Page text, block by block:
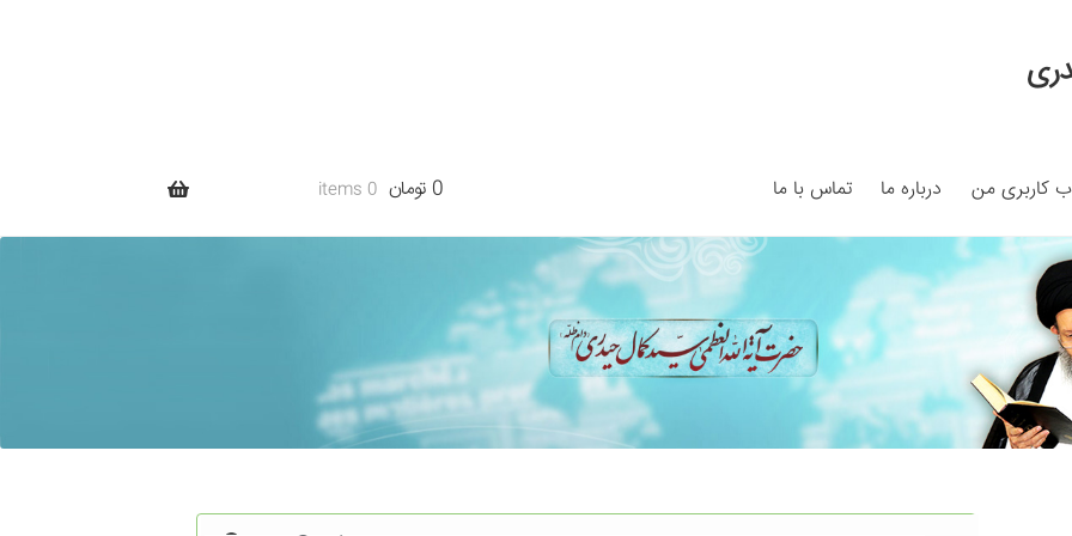
کاربری من درباره ما تماس با ما
My
Search Results
Shop برگه نمونه برگه نمونه بلاگ پرداخت
سبد خرید قوانین و مقررات
0 تومان 0 items